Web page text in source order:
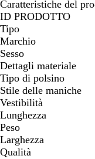
Caratteristiche del
ID PRODOTTO
Tipo
Marchio
Sesso
Dettagli materiale
Tipo di polsino
Stile delle maniche
Vestibilità
Lunghezza
Peso
Larghezza
Qualità